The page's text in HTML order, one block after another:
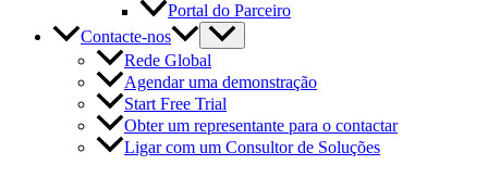
Portal do Parceiro
Contacte-nos
Rede Global
Agendar uma demonstração
Start Free Trial
Obter um representante para o contactar
Ligar com um Consultor de Soluções